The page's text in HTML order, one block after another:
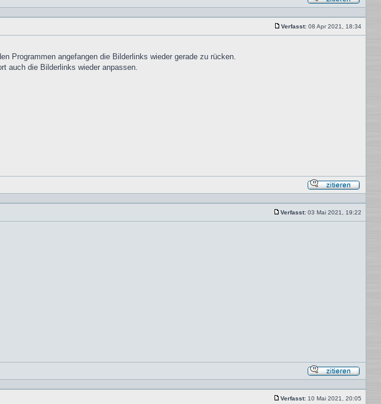
Mit
Verfasst: 08 Apr 2021, 18:34
Programmen angefangen die Bilderlinks wieder gerade zu rücken.
auch die Bilderlinks wieder anpassen.
Mit
Verfasst: 03 Mai 2021, 19:22
Mit
Verfasst: 10 Mai 2021, 20:05